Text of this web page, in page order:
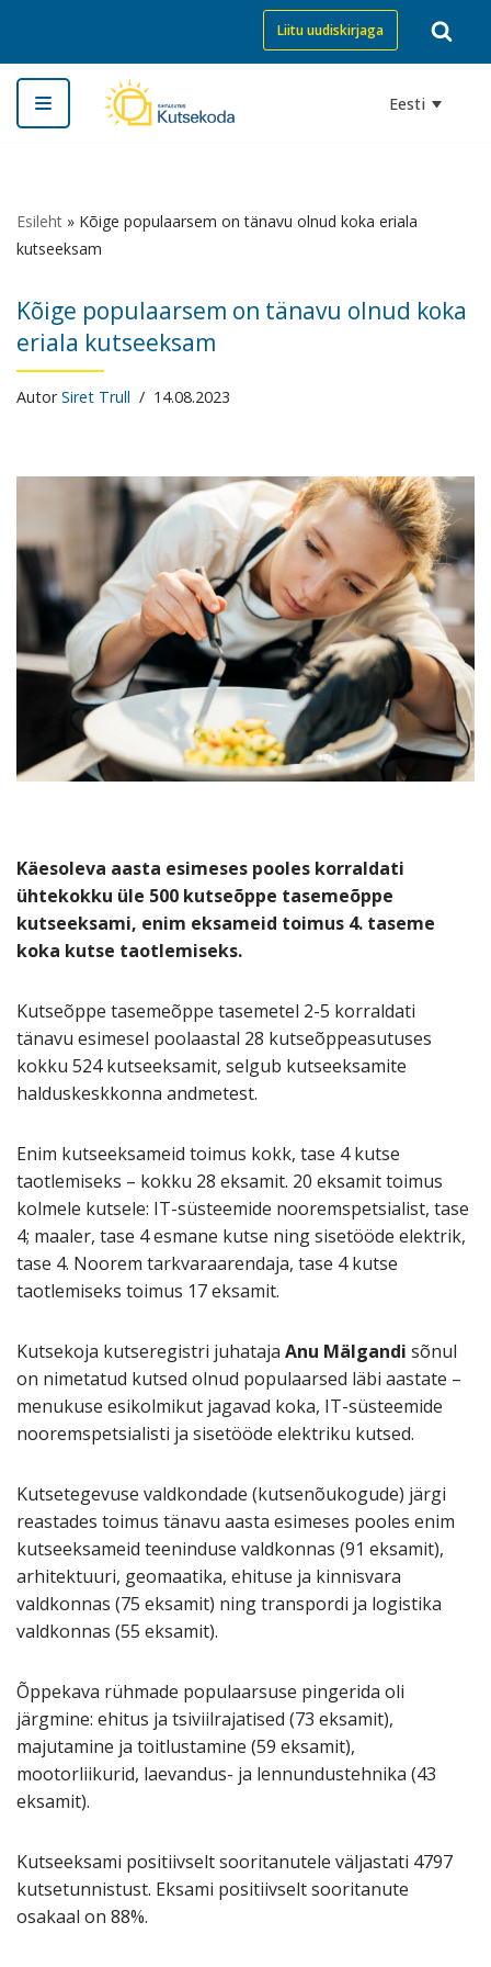
Skip
to
content
Liitu uudiskirjaga
Eesti
Esileht » Kõige populaarsem on tänavu olnud koka eriala
kutseeksam
Kõige populaarsem on tänavu olnud koka
eriala kutseeksam
AutorSiret Trull 14.08.2023
Käesoleva aasta esimeses pooles korraldati
ühtekokku üle 500 kutseõppe tasemeõppe
kutseeksami, enim eksameid toimus 4. taseme
koka kutse taotlemiseks.
Kutseõppe tasemeõppe tasemetel 2-5 korraldati
tänavu esimesel poolaastal 28 kutseõppeasutuses
kokku 524 kutseeksamit, selgub kutseeksamite
halduskeskkonna andmetest.
Enim kutseeksameid toimus kokk, tase 4 kutse
taotlemiseks – kokku 28 eksamit. 20 eksamit toimus
kolmele kutsele: IT-süsteemide nooremspetsialist, tase
4; maaler, tase 4 esmane kutse ning sisetööde elektrik,
tase 4. Noorem tarkvaraarendaja, tase 4 kutse
taotlemiseks toimus 17 eksamit.
Kutsekoja kutseregistri juhataja Anu Mälgandi sõnul
on nimetatud kutsed olnud populaarsed läbi aastate –
menukuse esikolmikut jagavad koka, IT-süsteemide
nooremspetsialisti ja sisetööde elektriku kutsed.
Kutsetegevuse valdkondade (kutsenõukogude) järgi
reastades toimus tänavu aasta esimeses pooles enim
kutseeksameid teeninduse valdkonnas (91 eksamit),
arhitektuuri, geomaatika, ehituse ja kinnisvara
valdkonnas (75 eksamit) ning transpordi ja logistika
valdkonnas (55 eksamit).
Õppekava rühmade populaarsuse pingerida oli
järgmine: ehitus ja tsiviilrajatised (73 eksamit),
majutamine ja toitlustamine (59 eksamit),
mootorliikurid, laevandus- ja lennundustehnika (43
eksamit).
Kutseeksami positiivselt sooritanutele väljastati 4797
kutsetunnistust. Eksami positiivselt sooritanute
osakaal on 88%.